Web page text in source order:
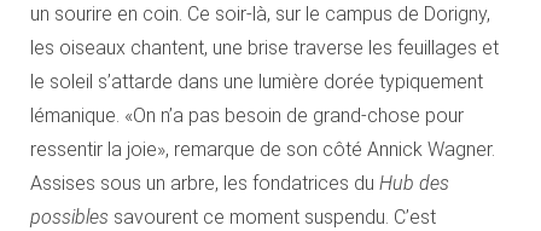
un sourire en coin. Ce soir-là, sur le campus de Dorigny,
les oiseaux chantent, une brise traverse les feuillages et
le soleil s’attarde dans une lumière dorée typiquement
lémanique. «On n’a pas besoin de grand-chose pour
ressentir la joie», remarque de son côté Annick Wagner.
Assises sous un arbre, les fondatrices du Hub des
possibles savourent ce moment suspendu. C’est